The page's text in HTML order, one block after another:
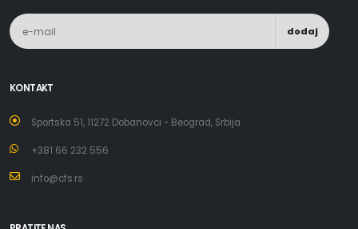
dodaj
KONTAKT
Sportska 51, 11272 Dobanovci - Beograd, Srbija
+381 66 232 556
info@cfs.rs